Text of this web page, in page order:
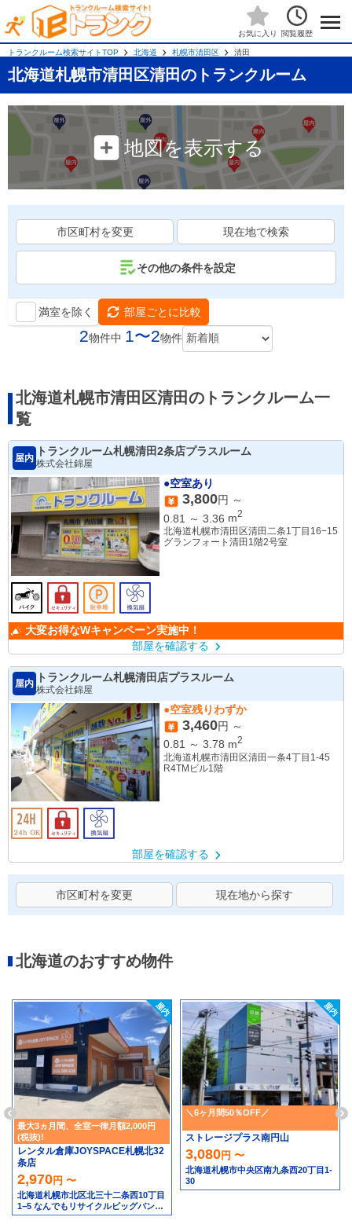
お気に入り 閲覧履歴
トランクルーム検索サイトTOP 北海道 札幌市清田区 清田
北海道札幌市清田区清田のトランクルーム
地図を表示する
市区町村を変更 現在地で検索
その他の条件を設定
満室を除く 部屋ごとに比較
2物件中 1〜2物件
北海道札幌市清田区清田のトランクルーム一
覧
屋内
トランクルーム札幌清田2条店プラスルーム
株式会社錦屋
●空室あり
3,800円 ～
0.81
～ 3.36 m2
北海道札幌市清田区清田二条1丁目16−15
グランフォート清田1階2号室
大変お得なWキャンペーン実施中！
部屋を確認する
屋内
トランクルーム札幌清田店プラスルーム
株式会社錦屋
●空室残りわずか
3,460円 ～
0.81
～ 3.78 m2
北海道札幌市清田区清田一条4丁目1-45
R4TMビル1階
部屋を確認する
市区町村を変更 現在地から探す
北海道のおすすめ物件
最大3ヵ月間、全室一律月額2,000円
(税抜)!
レンタル倉庫JOYSPACE札幌北32
条店
2,970円 〜
北海道札幌市北区北三十二条西10丁目
1−5 なんでもリサイクルビッグバン工
具館＆釣り具館 札幌北32条店隣
＼6ヶ月間50％OFF／
ストレージプラス南円山
3,080円 〜
北海道札幌市中央区南九条西20丁目1-
30